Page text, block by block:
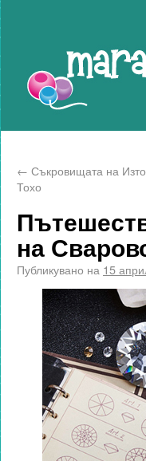
← Съкровищата на
Тохо
на
Публикувано на 15